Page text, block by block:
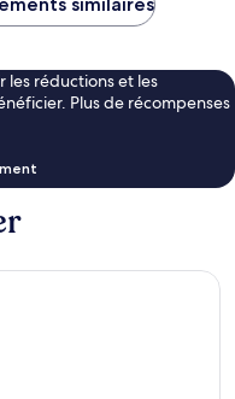
les réductions et les
Plus de récompenses